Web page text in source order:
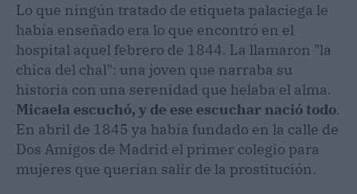
Lo que ningún tratado de etiqueta palaciega le
había enseñado era lo que encontró en el
hospital aquel febrero de 1844. La llamaron "la
chica del chal": una joven que narraba su
historia con una serenidad que helaba el alma.
Micaela escuchó, y de ese escuchar nació todo.
En abril de 1845 ya había fundado en la calle de
Dos Amigos de Madrid el primer colegio para
mujeres que querían salir de la prostitución.